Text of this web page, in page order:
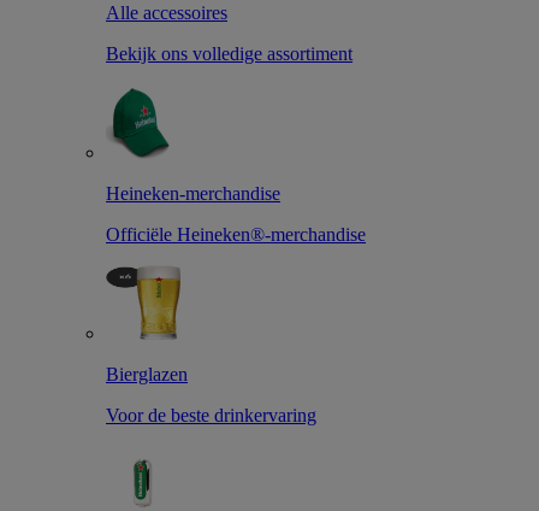
Alle accessoires
Bekijk ons volledige assortiment
Heineken-merchandise
Officiële Heineken®-merchandise
Bierglazen
Voor de beste drinkervaring